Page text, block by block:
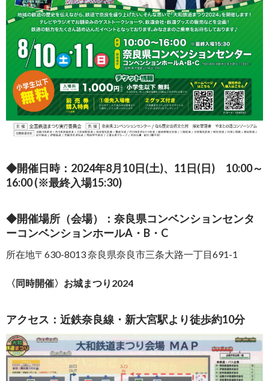
◆開催日時：2024年8月10日(土)、11日(日) 10:00～
16:00 (※最終入場15:30)
◆開催場所（会場）：奈良県コンベンションセンタ
ーコンベンションホールA・B・C
所在地〒630-8013 奈良県奈良市三条⼤路⼀丁⽬691-1
〈同時開催〉お城まつり2024
アクセス：近鉄奈良線・新大宮駅より徒歩約10分